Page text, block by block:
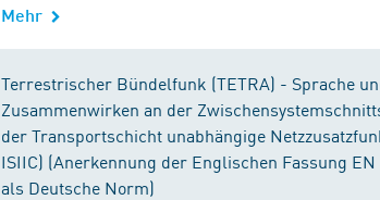
Mehr
Terrestrischer Bündelfunk (TETRA) - Sprache
Zusammenwirken an der
der Transportschicht unabhängige
ISIIC) (Anerkennung der Englischen Fassung EN
als Deutsche Norm)